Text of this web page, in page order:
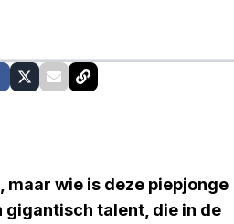
maar wie is deze piepjonge
talent, die in de